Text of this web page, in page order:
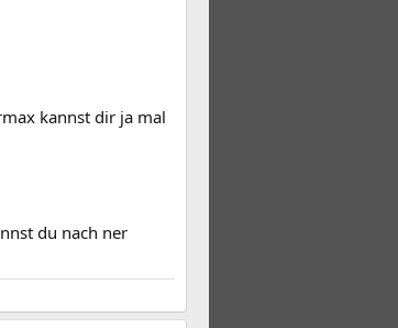
kannst dir ja mal
du nach ner